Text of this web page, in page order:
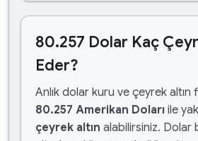
80.257 Dolar Kaç
Eder?
Anlık dolar kuru ve çeyrek altın
80.257 Amerikan Doları ile
çeyrek altın alabilirsiniz. Dolar